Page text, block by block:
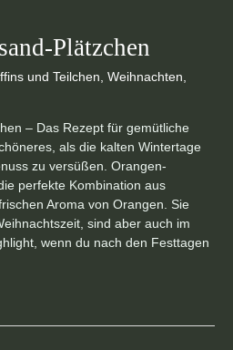
Plätzchen
und Teilchen, Weihnachten,
– Das Rezept für gemütliche
als die kalten Wintertage
zu versüßen. Orangen-
perfekte Kombination aus
Aroma von Orangen. Sie
sind aber auch im
wenn du nach den Festtagen